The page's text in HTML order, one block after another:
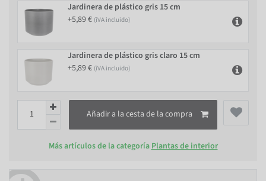
Jardinera de plástico gris 15 cm
+5,89 € (iVA incluido)
Jardinera de plástico gris claro 15 cm
+5,89 € (iVA incluido)
Añadir a la cesta de la compra
Más artículos de la categoría Plantas de interior